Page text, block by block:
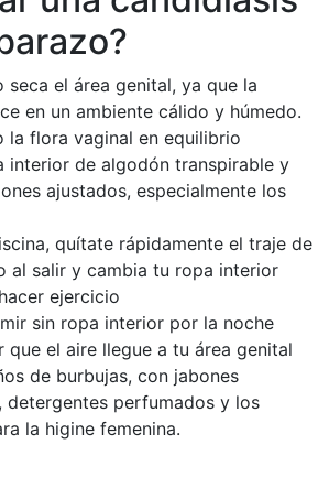
seca el área genital, ya que la
en un ambiente cálido y húmedo.
la flora vaginal en equilibrio
interior de algodón transpirable y
ajustados, especialmente los
quítate rápidamente el traje de
al salir y cambia tu ropa interior
ejercicio
sin ropa interior por la noche
que el aire llegue a tu área genital
de burbujas, con jabones
detergentes perfumados y los
la higine femenina.